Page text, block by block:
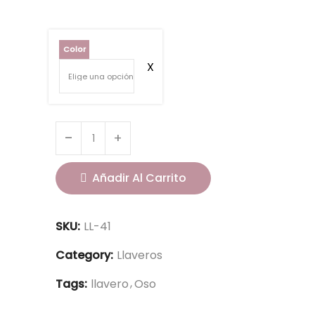
Color
Añadir Al Carrito
SKU: LL-41
Category: Llaveros
Tags: llavero Oso